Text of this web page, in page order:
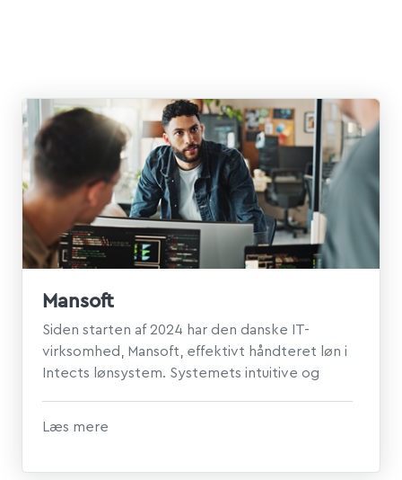
Mansoft
Siden starten af 2024 har den danske IT-
virksomhed, Mansoft, effektivt håndteret løn i
Intects lønsystem. Systemets intuitive og
Læs mere